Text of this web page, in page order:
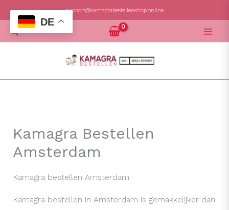
Inhalt
springen
support@kamagrabestellenshop.online
Suchen
Kamagra Bestellen
Amsterdam
Kamagra bestellen Amsterdam
Kamagra bestellen in Amsterdam is gemakkelijker dan
DE